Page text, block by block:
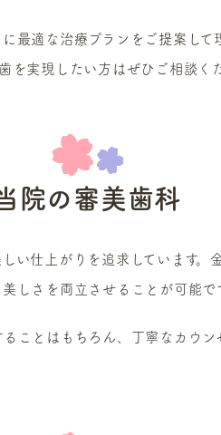
最適な治療プランをご提案し
を実現したい方はぜひご相談く
院の審美歯科
い仕上がりを追求しています
しさを両立させることが可能で
ことはもちろん、丁寧なカウ